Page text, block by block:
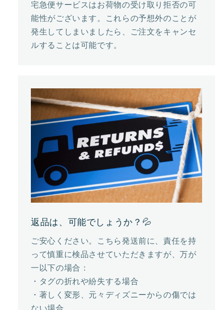
宅急便サービスはお荷物の受け取り拒否の可
能性がございます。これらの予想外のことが
発生してしまいましたら、ご注文をキャンセ
ルすることは可能です。
返品は、可能でしょうか？💦
ご安心ください。こちら発送前に、責任を持
って慎重に検品させていただきますが、万が
一以下の場合：
・タグの折れや紛失する場合
・著しく変形、元々ディズニーからの傷では